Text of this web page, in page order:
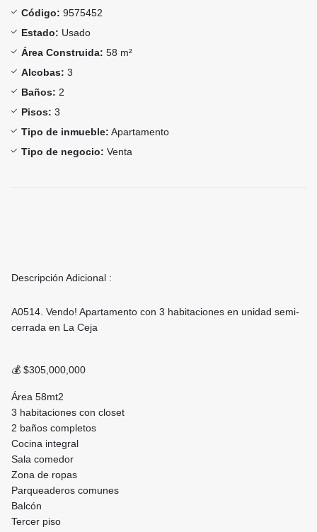
Código: 9575452
Estado: Usado
Área Construida: 58 m²
Alcobas: 3
Baños: 2
Pisos: 3
Tipo de inmueble: Apartamento
Tipo de negocio: Venta
Descripción Adicional :
A0514. Vendo! Apartamento con 3 habitaciones en unidad semi-
cerrada en La Ceja
💰 $305,000,000
Área 58mt2
3 habitaciones con closet
2 baños completos
Cocina integral
Sala comedor
Zona de ropas
Parqueaderos comunes
Balcón
Tercer piso